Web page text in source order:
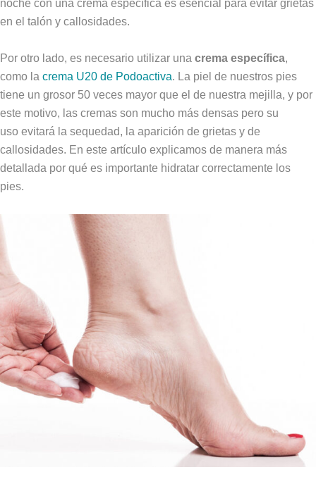
noche con una crema específica es esencial para evitar grietas
en el talón y callosidades.
Por otro lado, es necesario utilizar una crema específica,
como la crema U20 de Podoactiva. La piel de nuestros pies
tiene un grosor 50 veces mayor que el de nuestra mejilla, y por
este motivo, las cremas son mucho más densas pero su
uso evitará la sequedad, la aparición de grietas y de
callosidades. En este artículo explicamos de manera más
detallada por qué es importante hidratar correctamente los
pies.